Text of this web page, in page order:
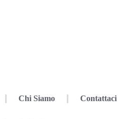
Chi Siamo Contattaci